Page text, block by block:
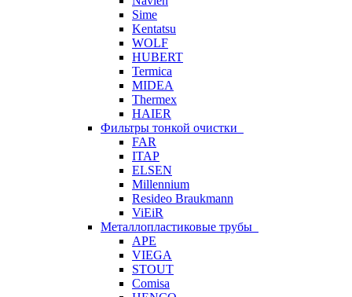
Sime
Kentatsu
WOLF
HUBERT
Termica
MIDEA
Thermex
HAIER
Фильтры тонкой очистки
FAR
ITAP
ELSEN
Millennium
Resideo Braukmann
ViEiR
Металлопластиковые трубы
APE
VIEGA
STOUT
Comisa